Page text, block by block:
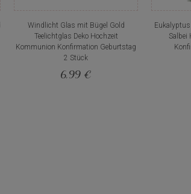
Windlicht Glas mit Bügel Gold
Teelichtglas Deko Hochzeit
Kommunion Konfirmation Geburtstag
2 Stück
6,99 €
Salbei